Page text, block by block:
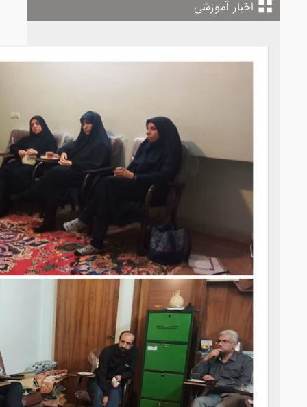
اخبار آموزشی